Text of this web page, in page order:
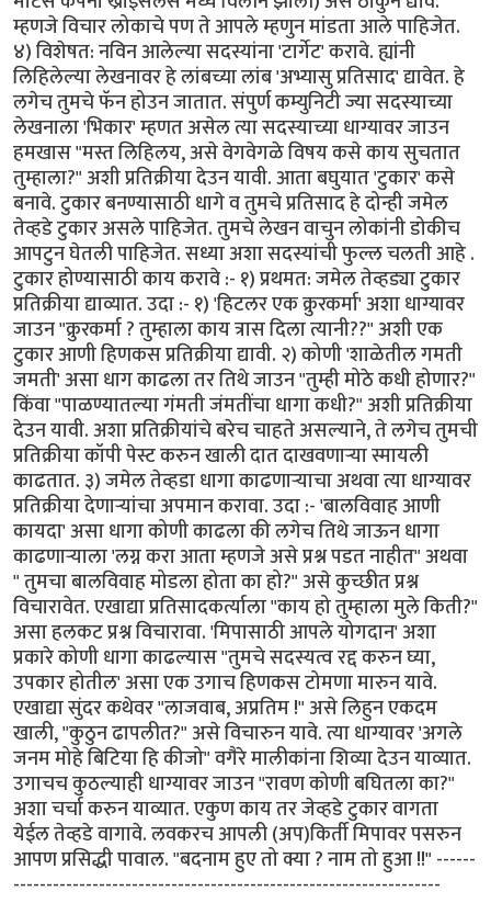
म्हणजे विचार लोकाचे पण ते आपले म्हणुन मांडता आले पाहिजेत.
४) विशेषत: नविन आलेल्या सदस्यांना 'टार्गेट' करावे. ह्यांनी
लिहिलेल्या लेखनावर हे लांबच्या लांब 'अभ्यासु प्रतिसाद' द्यावेत. हे
लगेच तुमचे फॅन होउन जातात. संपुर्ण कम्युनिटी ज्या सदस्याच्या
लेखनाला 'भिकार' म्हणत असेल त्या सदस्याच्या धाग्यावर जाउन
हमखास "मस्त लिहिलय, असे वेगवेगळे विषय कसे काय सुचतात
तुम्हाला?" अशी प्रतिक्रीया देउन यावी. आता बघुयात 'टुकार' कसे
बनावे. टुकार बनण्यासाठी धागे व तुमचे प्रतिसाद हे दोन्ही जमेल
तेव्हडे टुकार असले पाहिजेत. तुमचे लेखन वाचुन लोकांनी डोकीच
आपटुन घेतली पाहिजेत. सध्या अशा सदस्यांची फुल्ल चलती आहे .
टुकार होण्यासाठी काय करावे :- १) प्रथमत: जमेल तेव्हड्या टुकार
प्रतिक्रीया द्याव्यात. उदा :- १) 'हिटलर एक क्रुरकर्मा' अशा धाग्यावर
जाउन "क्रुरकर्मा ? तुम्हाला काय त्रास दिला त्यानी??" अशी एक
टुकार आणी हिणकस प्रतिक्रीया द्यावी. २) कोणी 'शाळेतील गमती
जमती' असा धाग काढला तर तिथे जाउन "तुम्ही मोठे कधी होणार?"
किंवा "पाळण्यातल्या गंमती जंमतींचा धागा कधी?" अशी प्रतिक्रीया
देउन यावी. अशा प्रतिक्रीयांचे बरेच चाहते असल्याने, ते लगेच तुमची
प्रतिक्रीया कॉपी पेस्ट करुन खाली दात दाखवणार्‍या स्मायली
काढतात. ३) जमेल तेव्हडा धागा काढणार्‍याचा अथवा त्या धाग्यावर
प्रतिक्रीया देणार्‍यांचा अपमान करावा. उदा :- 'बालविवाह आणी
कायदा' असा धागा कोणी काढला की लगेच तिथे जाऊन धागा
काढणार्‍याला 'लग्न करा आता म्हणजे असे प्रश्न पडत नाहीत" अथवा
" तुमचा बालविवाह मोडला होता का हो?" असे कुच्छीत प्रश्न
विचारावेत. एखाद्या प्रतिसादकर्त्याला "काय हो तुम्हाला मुले किती?"
असा हलकट प्रश्न विचारावा. 'मिपासाठी आपले योगदान' अशा
प्रकारे कोणी धागा काढल्यास "तुमचे सदस्यत्व रद्द करुन घ्या,
उपकार होतील' असा एक उगाच हिणकस टोमणा मारुन यावे.
एखाद्या सुंदर कथेवर "लाजवाब, अप्रतिम !" असे लिहुन एकदम
खाली, "कुठुन ढापलीत?" असे विचारुन यावे. त्या धाग्यावर 'अगले
जनम मोहे बिटिया हि कीजो" वगैरे मालीकांना शिव्या देउन याव्यात.
उगाचच कुठल्याही धाग्यावर जाउन "रावण कोणी बघितला का?"
अशा चर्चा करुन याव्यात. एकुण काय तर जेव्हडे टुकार वागता
येईल तेव्हडे वागावे. लवकरच आपली (अप)किर्ती मिपावर पसरुन
आपण प्रसिद्धी पावाल. "बदनाम हुए तो क्या ? नाम तो हुआ !!" ------
-----------------------------------------------------------------